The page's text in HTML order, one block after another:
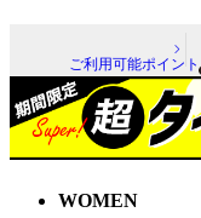
ご利用可能ポイント
WOMEN